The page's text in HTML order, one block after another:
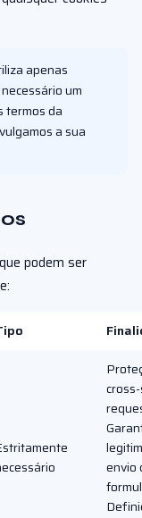
apenas
um
termos da
a sua
podem ser
envio